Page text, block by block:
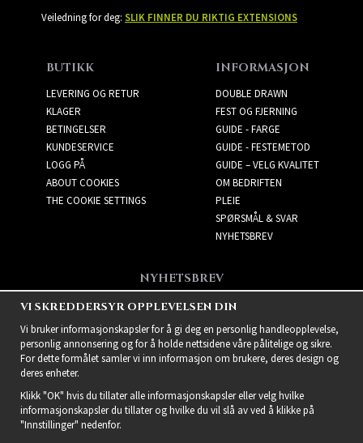
Veiledning for deg: SLIK FINNER DU RIKTIG EXTENSIONS
BUTIKK
LEVERING OG RETUR
KLAGER
BETINGELSER
KUNDESERVICE
LOGG PÅ
ABOUT COOKIES
THE COOKIE SETTINGS
INFORMASJON
DOUBLE DRAWN
FEST OG FJERNING
GUIDE - FARGE
GUIDE - FESTEMETOD
GUIDE – VELG KVALITET
OM BEDRIFTEN
PLEIE
SPØRSMÅL & SVAR
NYHETSBREV
NYHETSBREV
Få de beste tilbudene og
spennende nye produkter!
VI SKREDDERSYR OPPLEVELSEN DIN
Vi bruker informasjonskapsler for å gi deg en personlig handleopplevelse,
personlig annonsering og for å holde nettsidene våre pålitelige og sikre.
For dette formålet samler vi inn informasjon om brukere, deres design og
deres enheter.
Klikk "OK" hvis du tillater alle informasjonskapsler eller velg hvilke
informasjonskapsler du tillater og hvilke du vil slå av ved å klikke på
"Innstillinger" nedenfor.